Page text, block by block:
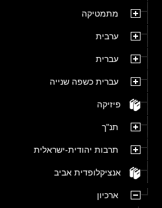
מתמטיקה
ערבית
עברית
עברית כשפה שנייה
פיזיקה
תנ"ך
תרבות יהודית-ישראלית
אנציקלופדית אביב
ארכיון